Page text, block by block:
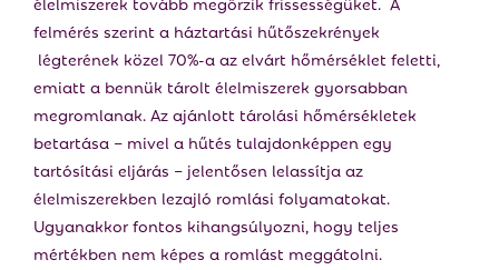
felmérés szerint a háztartási hűtőszekrények
légterének közel 70%-a az elvárt hőmérséklet feletti,
emiatt a bennük tárolt élelmiszerek gyorsabban
megromlanak. Az ajánlott tárolási hőmérsékletek
betartása − mivel a hűtés tulajdonképpen egy
tartósítási eljárás − jelentősen lelassítja az
élelmiszerekben lezajló romlási folyamatokat.
Ugyanakkor fontos kihangsúlyozni, hogy teljes
mértékben nem képes a romlást meggátolni.